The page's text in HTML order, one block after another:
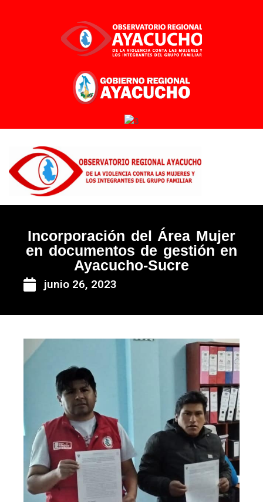
Incorporación del Área Mujer
en documentos de gestión en
Ayacucho-Sucre
junio 26, 2023